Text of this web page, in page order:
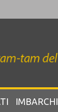
IMBARCHI